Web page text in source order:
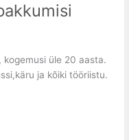
kogemusi üle 20 aasta.
ja kõiki tööriistu.